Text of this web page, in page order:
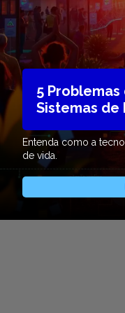
5
Sistemas de
Entenda como a
de vida.